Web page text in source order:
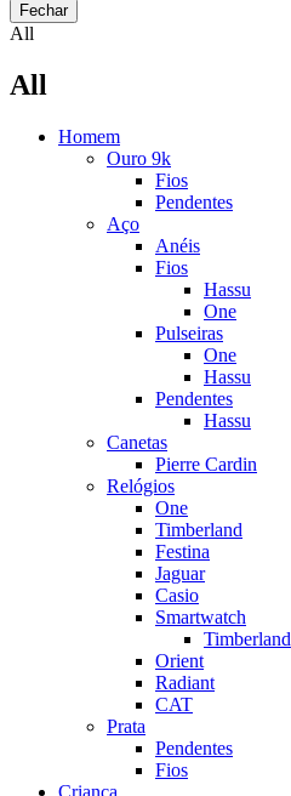
Fechar
All
All
Homem
Ouro 9k
Fios
Pendentes
Aço
Anéis
Fios
Hassu
One
Pulseiras
One
Hassu
Pendentes
Hassu
Canetas
Pierre Cardin
Relógios
One
Timberland
Festina
Jaguar
Casio
Smartwatch
Timberland
Orient
Radiant
CAT
Prata
Pendentes
Fios
Criança